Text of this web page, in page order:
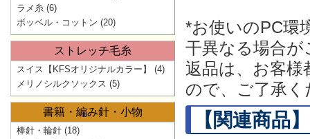
*お使いのPC環
干異なる場合
返品は、お客様
ので、ご了承く
【関連商品】
ラメ糸 (6)
ボッベル・コットン (20)
ストレッチ毛糸
スイス【KFSオリジナルカラー】
(4)
メリノシルクソックス (5)
書籍・編み針・小物
棒針・輪針 (18)